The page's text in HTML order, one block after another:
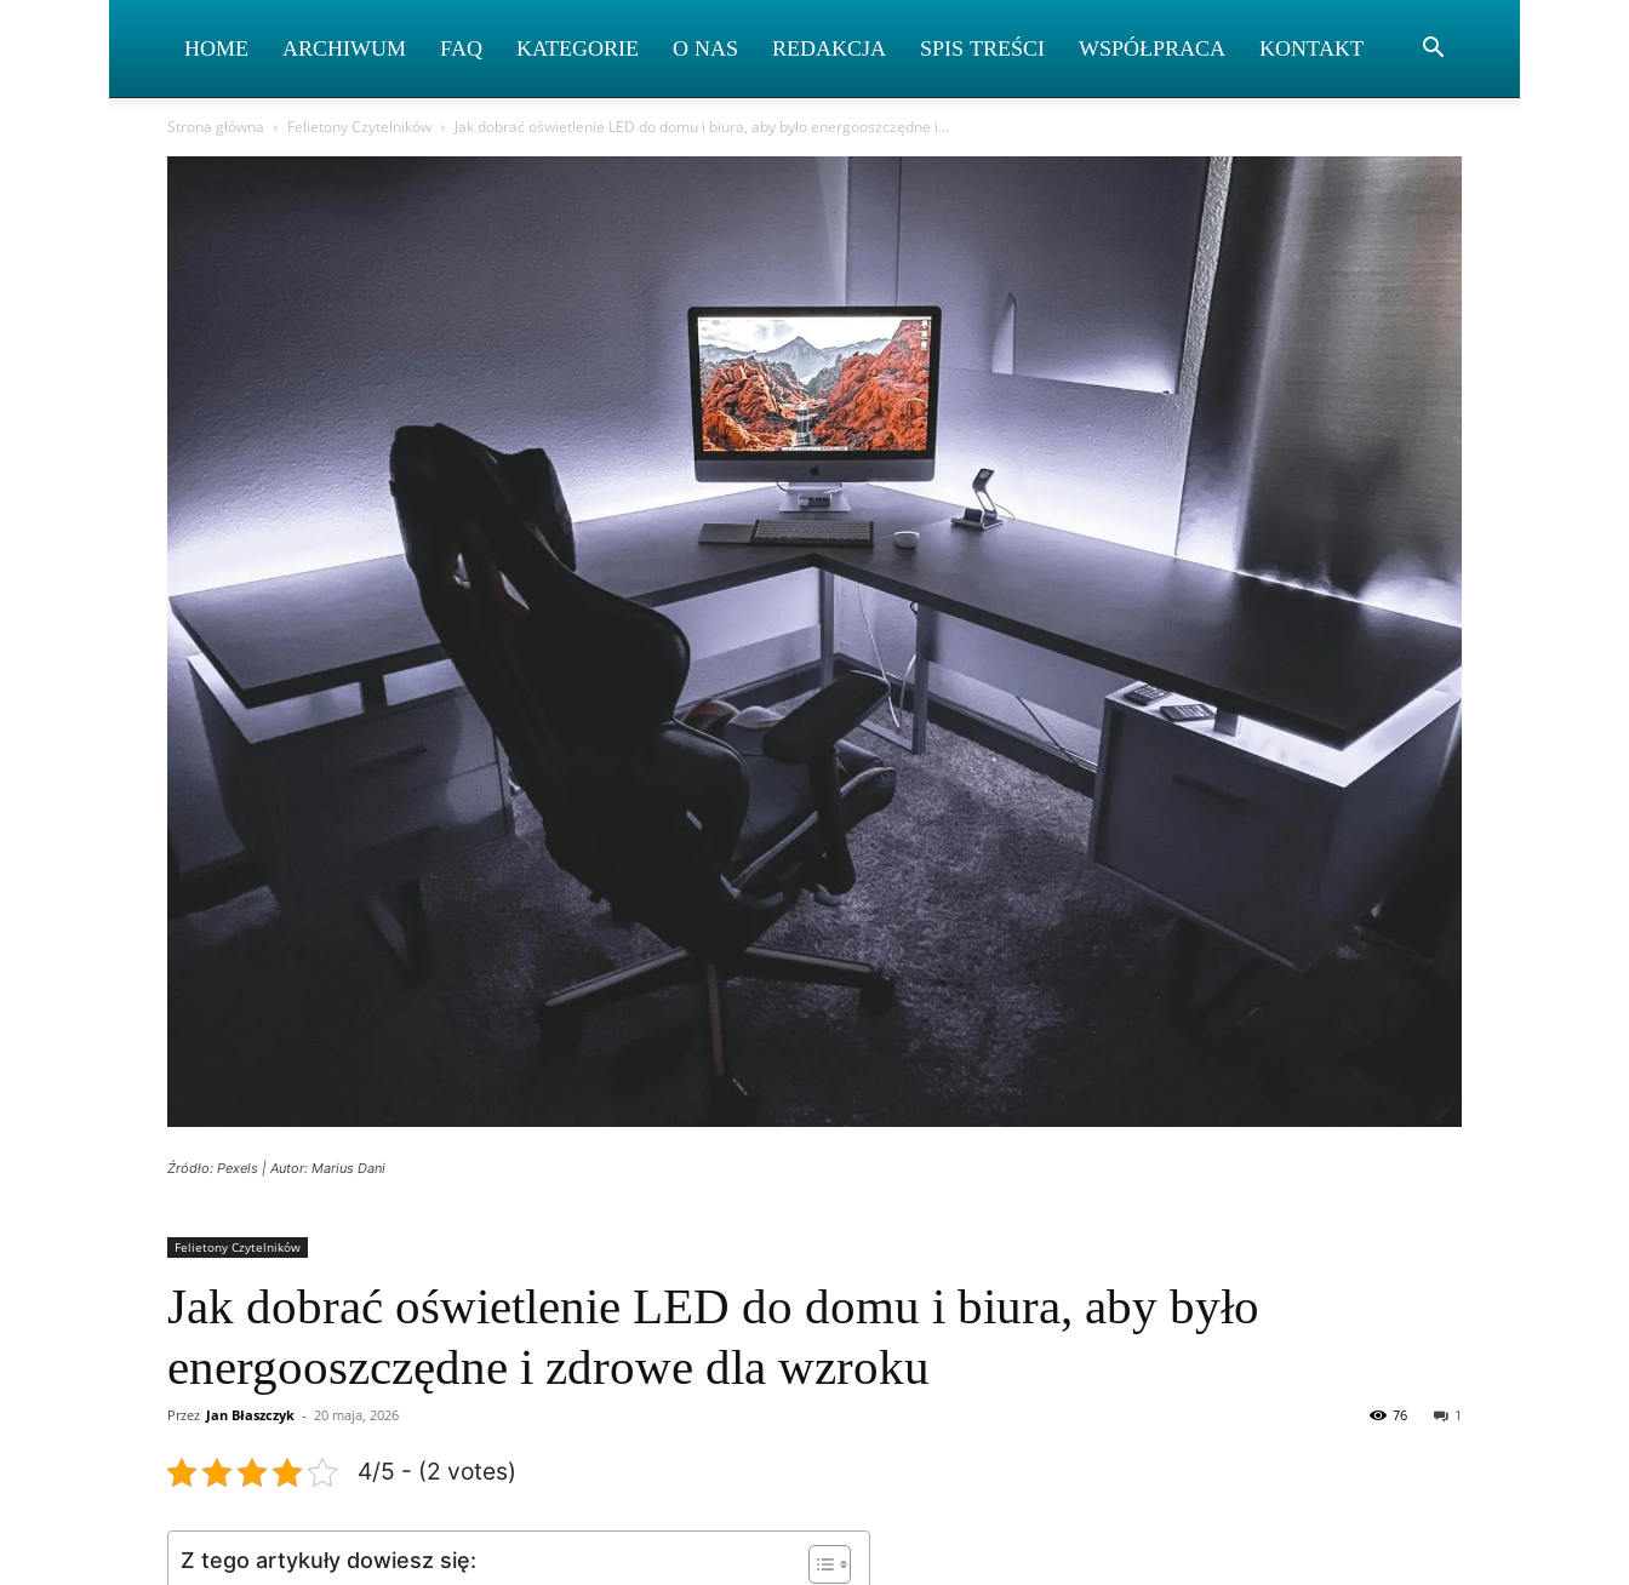
HOME ARCHIWUM FAQ KATEGORIE O NAS REDAKCJA SPIS TREŚCI WSPÓŁPRACA KONTAKT
Strona główna Felietony Czytelników Jak dobrać oświetlenie LED do domu i biura, aby było energooszczędne i...
Źródło: Pexels | Autor: Marius Dani
Felietony Czytelników
Jak dobrać oświetlenie LED do domu i biura, aby było
energooszczędne i zdrowe dla wzroku
Przez Jan Błaszczyk - 20 maja, 2026 1
76
4/5 - (2 votes)
Z tego artykuły dowiesz się: